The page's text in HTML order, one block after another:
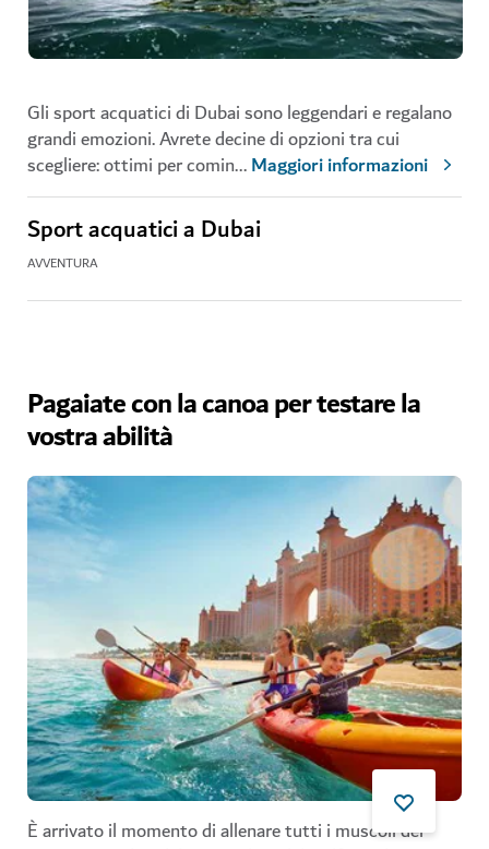
Gli sport acquatici di Dubai sono leggendari e regalano
grandi emozioni. Avrete decine di opzioni tra cui
scegliere: ottimi per comin...Maggiori informazioni
Sport acquatici a Dubai
AVVENTURA
Pagaiate con la canoa per testare la
vostra abilità
È arrivato il momento di allenare tutti i muscoli del